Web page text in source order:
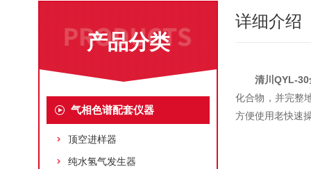
产品分类
气相色谱配套仪器
顶空进样器
纯水氢气发生器
详细介绍
清川QYL-
化合物，并完整
方便使用老快速